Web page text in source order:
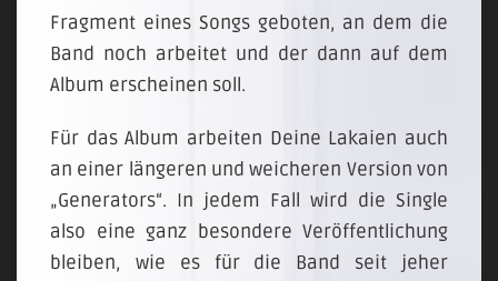
Fragment eines Songs geboten, an dem die
Band noch arbeitet und der dann auf dem
Album erscheinen soll.
Für das Album arbeiten Deine Lakaien auch
an einer längeren und weicheren Version von
„Generators“. In jedem Fall wird die Single
also eine ganz besondere Veröffentlichung
bleiben, wie es für die Band seit jeher